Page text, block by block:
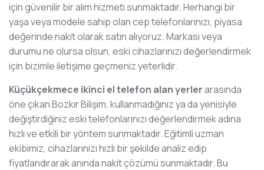
için güvenilir bir alım hizmeti sunmaktadır. Herhangi bir
yaşa veya modele sahip olan cep telefonlarınızı, piyasa
değerinde nakit olarak satın alıyoruz. Markası veya
durumu ne olursa olsun, eski cihazlarınızı değerlendirmek
için bizimle iletişime geçmeniz yeterlidir.
Küçükçekmece ikinci el telefon alan yerlerarasında
öne çıkan Bozkır Bilişim, kullanmadığınız ya da yenisiyle
değiştirdiğiniz eski telefonlarınızı değerlendirmek adına
hızlı ve etkili bir yöntem sunmaktadır. Eğitimli uzman
ekibimiz, cihazlarınızı hızlı bir şekilde analiz edip
fiyatlandırarak anında nakit çözümü sunmaktadır. Bu